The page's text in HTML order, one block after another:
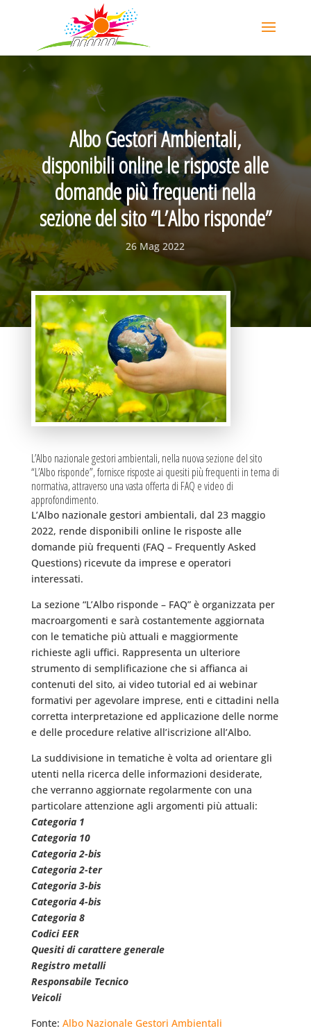
Albo Gestori Ambientali,
disponibili online le risposte alle
domande più frequenti nella
sezione del sito “L’Albo risponde”
26 Mag 2022
L’Albo nazionale gestori ambientali, nella nuova sezione del sito
“L’Albo risponde”, fornisce risposte ai quesiti più frequenti in tema di
normativa, attraverso una vasta offerta di FAQ e video di
approfondimento.
L’Albo nazionale gestori ambientali, dal 23 maggio
2022, rende disponibili online le risposte alle
domande più frequenti (FAQ – Frequently Asked
Questions) ricevute da imprese e operatori
interessati.
La sezione “L’Albo risponde – FAQ” è organizzata per
macroargomenti e sarà costantemente aggiornata
con le tematiche più attuali e maggiormente
richieste agli uffici. Rappresenta un ulteriore
strumento di semplificazione che si affianca ai
contenuti del sito, ai video tutorial ed ai webinar
formativi per agevolare imprese, enti e cittadini nella
corretta interpretazione ed applicazione delle norme
e delle procedure relative all’iscrizione all’Albo.
La suddivisione in tematiche è volta ad orientare gli
utenti nella ricerca delle informazioni desiderate,
che verranno aggiornate regolarmente con una
particolare attenzione agli argomenti più attuali:
Categoria 1
Categoria 10
Categoria 2-bis
Categoria 2-ter
Categoria 3-bis
Categoria 4-bis
Categoria 8
Codici EER
Quesiti di carattere generale
Registro metalli
Responsabile Tecnico
Veicoli
Fonte: Albo Nazionale Gestori Ambientali